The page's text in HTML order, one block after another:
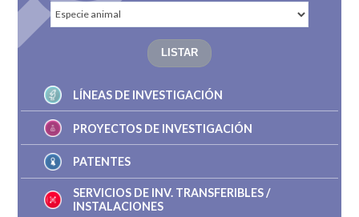
LÍNEAS DE INVESTIGACIÓN
PROYECTOS DE INVESTIGACIÓN
PATENTES
SERVICIOS DE INV. TRANSFERIBLES /
INSTALACIONES